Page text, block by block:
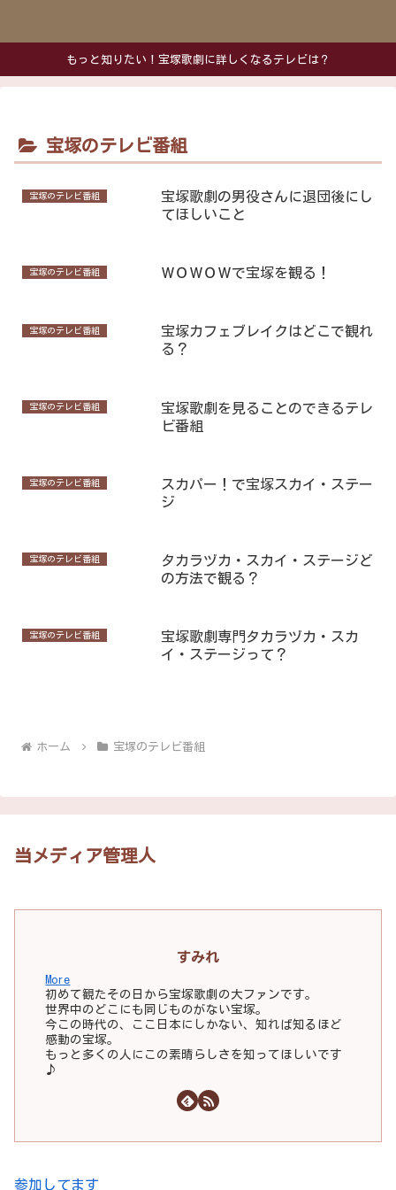
もっと知りたい！宝塚歌劇に詳しくなるテレビは？
宝塚のテレビ番組
宝塚のテレビ番組
宝塚歌劇の男役さんに退団後にし
てほしいこと
宝塚のテレビ番組 ＷＯＷＯＷで宝塚を観る！
宝塚のテレビ番組
宝塚カフェブレイクはどこで観れ
る？
宝塚のテレビ番組
宝塚歌劇を見ることのできるテレ
ビ番組
宝塚のテレビ番組
スカパー！で宝塚スカイ・ステー
ジ
宝塚のテレビ番組
タカラヅカ・スカイ・ステージど
の方法で観る？
宝塚のテレビ番組
宝塚歌劇専門タカラヅカ・スカ
イ・ステージって？
ホーム 宝塚のテレビ番組
当メディア管理人
すみれ
More
初めて観たその日から宝塚歌劇の大ファンです。
世界中のどこにも同じものがない宝塚。
今この時代の、ここ日本にしかない、知れば知るほど
感動の宝塚。
もっと多くの人にこの素晴らしさを知ってほしいです
♪
参加してます